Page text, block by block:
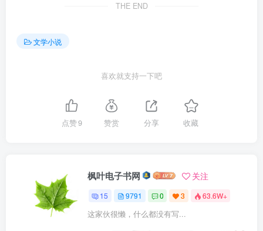
THE END
文学小说
喜欢就支持一下吧
点赞9 赞赏 分享 收藏
枫叶电子书网 关注
15 9791 0 3 63.6W+
这家伙很懒，什么都没有写...